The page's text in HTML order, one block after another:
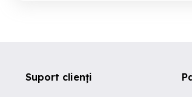
Suport clienți